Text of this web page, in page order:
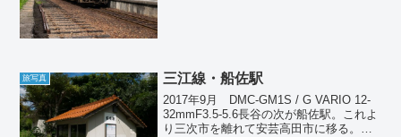
旅写真 三江線・船佐駅
2017年9月 DMC-GM1S / G VARIO 12-
32mmF3.5-5.6長谷の次が船佐駅。これよ
り三次市を離れて安芸高田市に移る。こ